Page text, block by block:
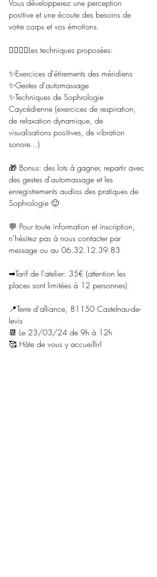
Vous développerez une perception
positive et une écoute des besoins de
votre corps et vos émotions.
🧘‍♂️💆‍♀️Les techniques proposées:
✨Exercices d'étirements des méridiens
✨Gestes d'automassage
✨Techniques de Sophrologie
Caycédienne (exercices de respiration,
de relaxation dynamique, de
visualisations positives, de vibration
sonore...)
🎁 Bonus: des lots à gagner, repartir avec
des gestes d'automassage et les
enregistrements audios des pratiques de
Sophrologie 🙂
💬 Pour toute information et inscription,
n'hésitez pas à nous contacter par
message ou au 06.32.12.39.83
➡Tarif de l'atelier: 35€ (attention les
places sont limitées à 12 personnes)
📍Terre d'alliance, 81150 Castelnau-de-
levis
📆 Le 23/03/24 de 9h à 12h
🥰 Hâte de vous y accueillir!